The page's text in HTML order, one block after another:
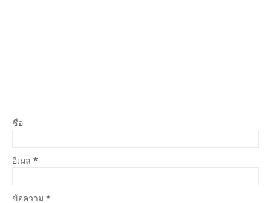
ชื่อ
อีเมล *
ข้อความ *